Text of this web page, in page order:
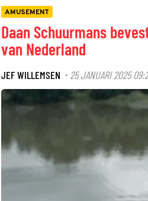
AMUSEMENT
Daan Schuurmans
van Nederland
JEF WILLEMSEN · 25 JANUARI 2025